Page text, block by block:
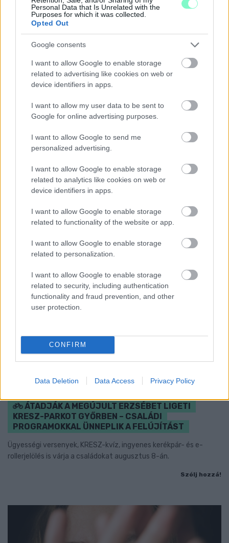
Personal Data that Is Unrelated with the
Purposes for which it was collected.
Opted Out
Google consents
I want to allow Google to enable storage
related to advertising like cookies on web or
device identifiers in apps.
I want to allow my user data to be sent to
Google for online advertising purposes.
I want to allow Google to send me
personalized advertising.
I want to allow Google to enable storage
related to analytics like cookies on web or
device identifiers in apps.
I want to allow Google to enable storage
related to functionality of the website or app.
I want to allow Google to enable storage
related to personalization.
I want to allow Google to enable storage
related to security, including authentication
functionality and fraud prevention, and other
user protection.
CONFIRM
Data Deletion Data Access Privacy Policy
MAGYAR PÉTER: 868 MILLIÁRD FORINTOS
BERUHÁZÁSI CSOMAGGAL ERŐSÍTIK
MAGYARORSZÁG ENERGIAELLÁTÁSÁT, MIKÖZBEN
TOVÁBBRA IS KRITIKUS NAPOK ELÉ NÉZ AZ ORSZÁG
Átfogó energetikai fejlesztési programot fogadott el a
ÁTADJÁK A MEGÚJULT ERZSÉBET LIGETI
KRESZ-PARKOT GYŐRBEN – CSALÁDI
PROGRAMOKKAL ÜNNEPLIK A FELÚJÍTÁST
Ügyességi versenyek, KRESZ-kvíz, ingyenes kerékpár- és e-
rollerjelölés is várja a családokat augusztus 8-án.
Szólj hozzá!